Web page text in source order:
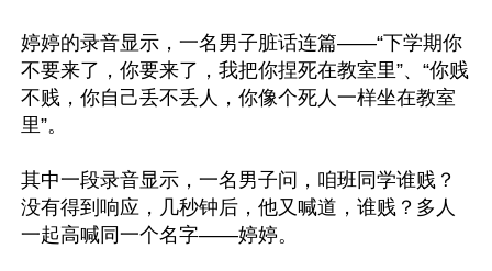
婷婷的录音显示，一名男子脏话连篇——“下学期你
不要来了，你要来了，我把你捏死在教室里”、“你贱
不贱，你自己丢不丢人，你像个死人一样坐在教室
里”。
其中一段录音显示，一名男子问，咱班同学谁贱？
没有得到响应，几秒钟后，他又喊道，谁贱？多人
一起高喊同一个名字——婷婷。